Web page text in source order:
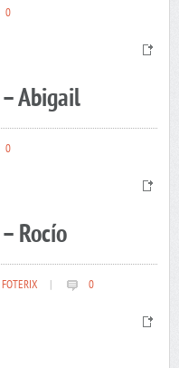
0
Abigail
0
Rocío
FOTERIX 0